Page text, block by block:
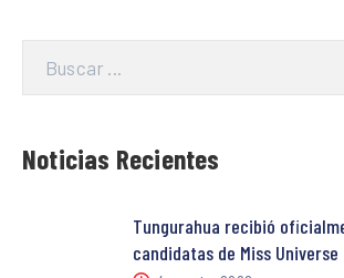
Noticias Recientes
Tungurahua recibió
candidatas de Miss